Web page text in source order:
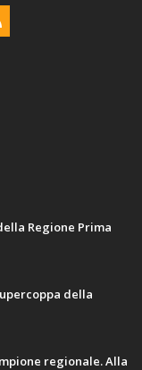
Regione Prima
della
regionale. Alla